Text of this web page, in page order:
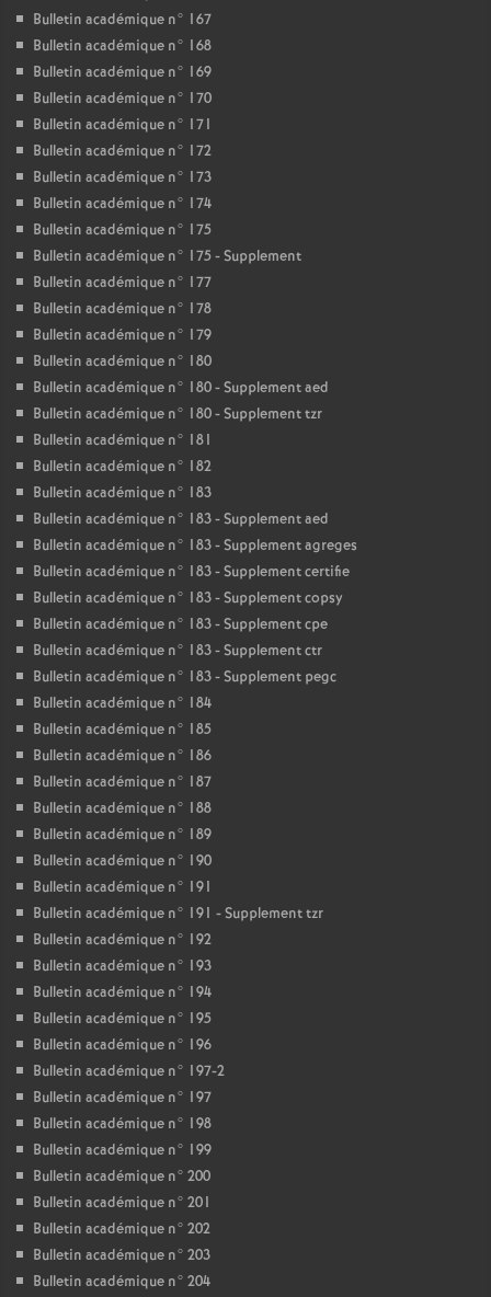
Bulletin académique n° 167
Bulletin académique n° 168
Bulletin académique n° 169
Bulletin académique n° 170
Bulletin académique n° 171
Bulletin académique n° 172
Bulletin académique n° 173
Bulletin académique n° 174
Bulletin académique n° 175
Bulletin académique n° 175 - Supplement
Bulletin académique n° 177
Bulletin académique n° 178
Bulletin académique n° 179
Bulletin académique n° 180
Bulletin académique n° 180 - Supplement aed
Bulletin académique n° 180 - Supplement tzr
Bulletin académique n° 181
Bulletin académique n° 182
Bulletin académique n° 183
Bulletin académique n° 183 - Supplement aed
Bulletin académique n° 183 - Supplement agreges
Bulletin académique n° 183 - Supplement certifie
Bulletin académique n° 183 - Supplement copsy
Bulletin académique n° 183 - Supplement cpe
Bulletin académique n° 183 - Supplement ctr
Bulletin académique n° 183 - Supplement pegc
Bulletin académique n° 184
Bulletin académique n° 185
Bulletin académique n° 186
Bulletin académique n° 187
Bulletin académique n° 188
Bulletin académique n° 189
Bulletin académique n° 190
Bulletin académique n° 191
Bulletin académique n° 191 - Supplement tzr
Bulletin académique n° 192
Bulletin académique n° 193
Bulletin académique n° 194
Bulletin académique n° 195
Bulletin académique n° 196
Bulletin académique n° 197-2
Bulletin académique n° 197
Bulletin académique n° 198
Bulletin académique n° 199
Bulletin académique n° 200
Bulletin académique n° 201
Bulletin académique n° 202
Bulletin académique n° 203
Bulletin académique n° 204